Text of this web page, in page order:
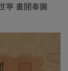
寧 畫開泰圖